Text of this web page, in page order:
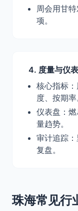
周会用甘
项。
4. 度量与仪
核心指标
度、按期率
仪表盘：
量趋势。
审计追踪
复盘。
珠海常见行